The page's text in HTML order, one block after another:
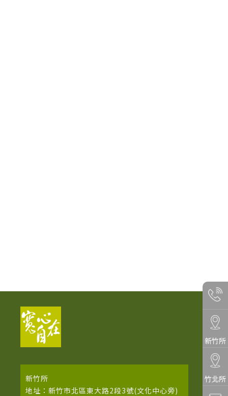
新竹所
地址：新竹市北區東大路2段3號(文化中心旁)
新竹所
竹北所